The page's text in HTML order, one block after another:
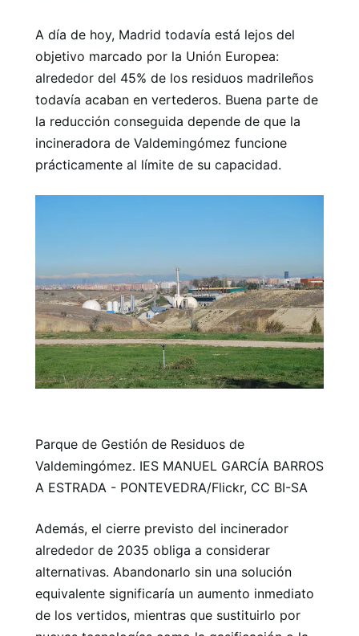
A día de hoy, Madrid todavía está lejos del
objetivo marcado por la Unión Europea:
alrededor del 45% de los residuos madrileños
todavía acaban en vertederos. Buena parte de
la reducción conseguida depende de que la
incineradora de Valdemingómez funcione
prácticamente al límite de su capacidad.
Parque de Gestión de Residuos de
Valdemingómez. IES MANUEL GARCÍA BARROS
A ESTRADA - PONTEVEDRA/Flickr, CC BI-SA
Además, el cierre previsto del incinerador
alrededor de 2035 obliga a considerar
alternativas. Abandonarlo sin una solución
equivalente significaría un aumento inmediato
de los vertidos, mientras que sustituirlo por